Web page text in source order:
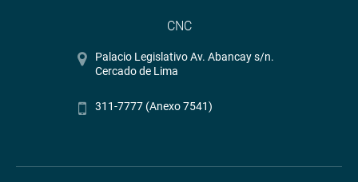
CNC
Palacio Legislativo Av. Abancay s/n.
Cercado de Lima
311-7777 (Anexo 7541)